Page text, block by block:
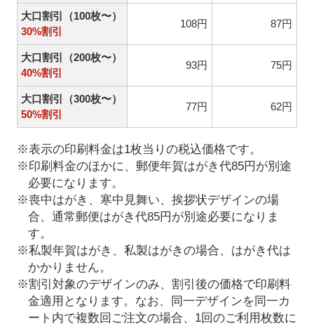
大口割引（100枚〜）
30%割引
108円 87円
大口割引（200枚〜）
40%割引
93円 75円
大口割引（300枚〜）
50%割引
77円 62円
※表示の印刷料金は1枚当りの税込価格です。
※印刷料金のほかに、郵便年賀はがき代85円が別途
必要になります。
※喪中はがき、寒中見舞い、挨拶状デザインの場
合、通常郵便はがき代85円が別途必要になりま
す。
※私製年賀はがき、私製はがきの場合、はがき代は
かかりません。
※割引対象のデザインのみ、割引後の価格で印刷料
金適用となります。なお、同一デザインを同一カ
ート内で複数回ご注文の場合、1回のご利用枚数に